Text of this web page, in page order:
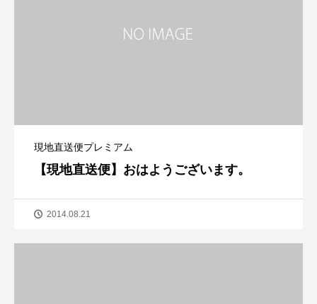
現地直送便プレミアム
【現地直送便】おはようございます。
2014.08.21